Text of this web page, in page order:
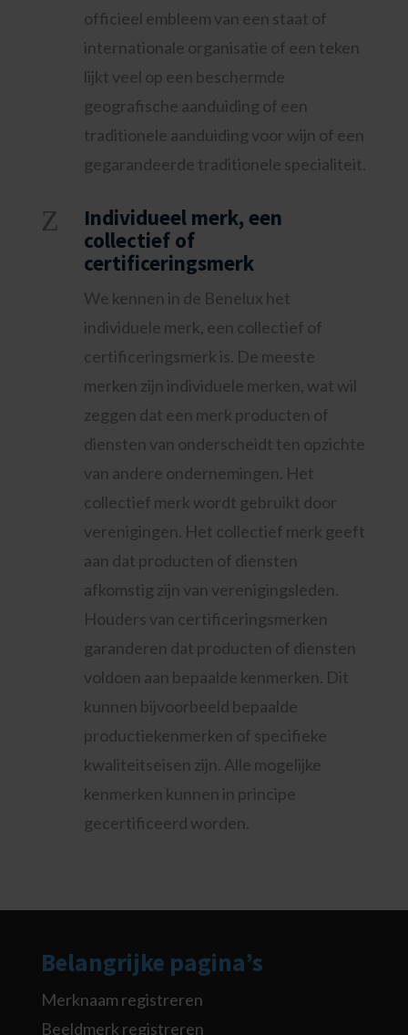
officieel embleem van een staat of
internationale organisatie of een teken
lijkt veel op een beschermde
geografische aanduiding of een
traditionele aanduiding voor wijn of een
gegarandeerde traditionele specialiteit.
Z
Individueel merk, een
collectief of
certificeringsmerk
We kennen in de Benelux het
individuele merk, een collectief of
certificeringsmerk is. De meeste
merken zijn individuele merken, wat wil
zeggen dat een merk producten of
diensten van onderscheidt ten opzichte
van andere ondernemingen. Het
collectief merk wordt gebruikt door
verenigingen. Het collectief merk geeft
aan dat producten of diensten
afkomstig zijn van verenigingsleden.
Houders van certificeringsmerken
garanderen dat producten of diensten
voldoen aan bepaalde kenmerken. Dit
kunnen bijvoorbeeld bepaalde
productiekenmerken of specifieke
kwaliteitseisen zijn. Alle mogelijke
kenmerken kunnen in principe
gecertificeerd worden.
Belangrijke pagina’s
Merknaam registreren
Beeldmerk registreren